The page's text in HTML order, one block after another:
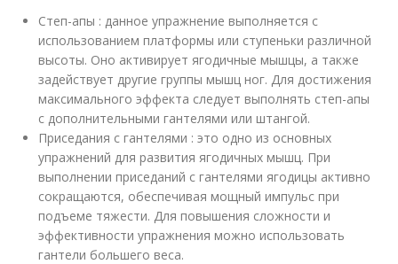
Степ-апы : данное упражнение выполняется с
использованием платформы или ступеньки различной
высоты. Оно активирует ягодичные мышцы, а также
задействует другие группы мышц ног. Для достижения
максимального эффекта следует выполнять степ-апы
с дополнительными гантелями или штангой.
Приседания с гантелями : это одно из основных
упражнений для развития ягодичных мышц. При
выполнении приседаний с гантелями ягодицы активно
сокращаются, обеспечивая мощный импульс при
подъеме тяжести. Для повышения сложности и
эффективности упражнения можно использовать
гантели большего веса.